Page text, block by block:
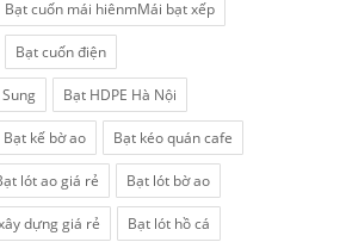
Bạt cuốn mái hiênmMái bạt xếp
Bạt cuốn điện
Bạt HDPE Hà Nội
Bạt kế bờ ao Bạt kéo quán cafe
lót ao giá rẻ Bạt lót bờ ao
dựng giá rẻ Bạt lót hồ cá